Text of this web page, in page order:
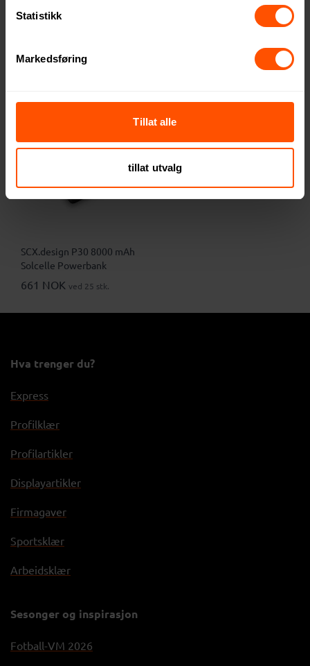
Statistikk
Markedsføring
Tillat alle
tillat utvalg
Powerbank
Solcelledrevet Powerbank
SCX.design P30 8000 mAh
Solcelle Powerbank
661 NOK ved 25 stk.
Hva trenger du?
Express
Profilklær
Profilartikler
Displayartikler
Firmagaver
Sportsklær
Arbeidsklær
Sesonger og inspirasjon
Fotball-VM 2026